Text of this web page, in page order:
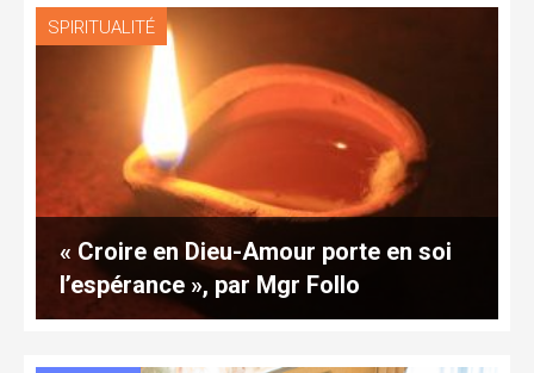
SPIRITUALITÉ
« Croire en Dieu-Amour porte en soi
l’espérance », par Mgr Follo